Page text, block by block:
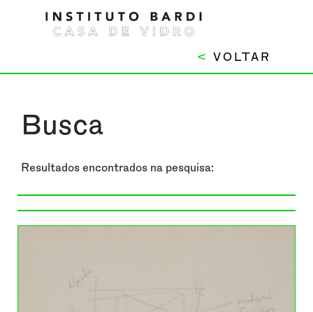
< VOLTAR
Busca
Resultados encontrados na pesquisa: